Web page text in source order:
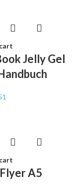
Jelly Gel
A5